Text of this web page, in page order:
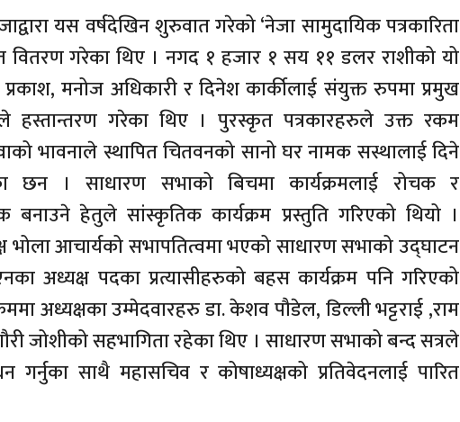
यस वर्षदेखिन शुरुवात गरेको ‘नेजा सामुदायिक पत्रकारिता
वितरण गरेका थिए । नगद १ हजार १ सय ११ डलर राशीको यो
मनोज अधिकारी र दिनेश कार्कीलाई संयुक्त रुपमा प्रमुख
हस्तान्तरण गरेका थिए । पुरस्कृत पत्रकारहरुले उक्त रकम
भावनाले स्थापित चितवनको सानो घर नामक सस्थालाई दिने
छन । साधारण सभाको बिचमा कार्यक्रमलाई रोचक र
बनाउने हेतुले सांस्कृतिक कार्यक्रम प्रस्तुति गरिएको थियो ।
भोला आचार्यको सभापतित्वमा भएको साधारण सभाको उद्घाटन
अध्यक्ष पदका प्रत्यासीहरुको बहस कार्यक्रम पनि गरिएको
अध्यक्षका उम्मेदवारहरु डा. केशव पौडेल, डिल्ली भट्टराई ,राम
जोशीको सहभागिता रहेका थिए । साधारण सभाको बन्द सत्रले
गर्नुका साथै महासचिव र कोषाध्यक्षको प्रतिवेदनलाई पारित